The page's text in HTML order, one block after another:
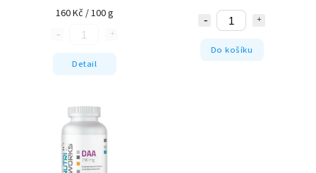
160 Kč / 100 g
Detail
Do košíku